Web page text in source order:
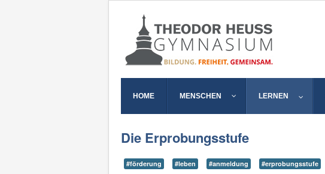
HOME MENSCHEN LERNEN
Die Erprobungsstufe
#förderung #leben #anmeldung #erprobungsstufe